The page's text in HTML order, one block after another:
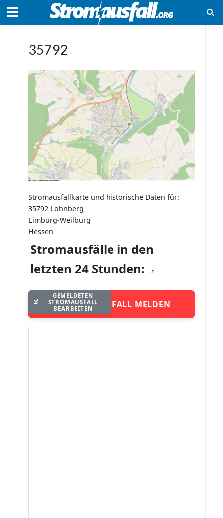
35792
Stromausfallkarte und historische Daten für:
35792 Löhnberg
Limburg-Weilburg
Hessen
Stromausfälle in den
letzten 24 Stunden:
STROMAUSFALL MELDEN
GEMELDETEN
STROMAUSFALL
BEARBEITEN